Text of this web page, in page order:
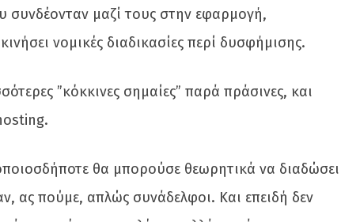
συνδέονταν μαζί τους στην εφαρμογή,
νομικές διαδικασίες περί δυσφήμισης.
”κόκκινες σημαίες” παρά πράσινες, και
θα μπορούσε θεωρητικά να διαδώσει
ας πούμε, απλώς συνάδελφοι. Και επειδή δεν